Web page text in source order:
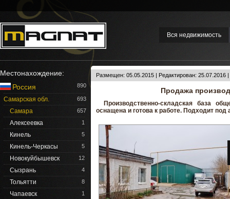
Вся недвижимость
Местонахождение:
Россия
890
Самарская обл. 693
Самара 657
Алексеевка 1
Кинель 5
Кинель-Черкасы 5
Новокуйбышевск 12
Сызрань 4
Тольятти 8
Чапаевск 1
Размещен: 05.05.2015 | Редактирован: 25.07.2016
Продажа
Производственно-складская база
оснащена и готова к работе. Подходит под